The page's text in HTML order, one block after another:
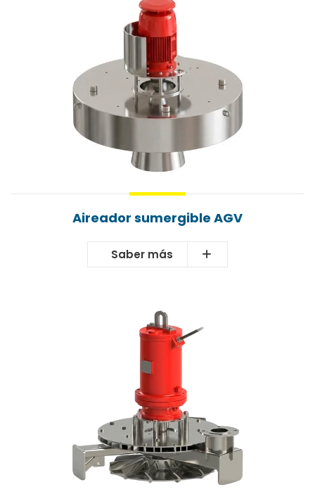
Aireador sumergible AGV
Saber más